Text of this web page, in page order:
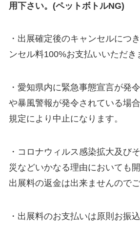
用下さい。(ペットボトルNG)
・出展確定後のキャンセルにつ
ンセル料100%お支払いいただき
・愛知県内に緊急事態宣言が発
や暴風警報が発令されている場
規定により中止になります。
・コロナウィルス感染拡大及び
災などいかなる理由においても
出展料の返金は出来ませんので
・出展料のお支払いは原則お振